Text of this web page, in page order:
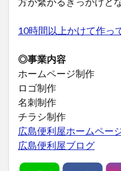
10時間以上かけて作っ
◎事業内容
ホームページ制作
ロゴ制作
名刺制作
チラシ制作
広島便利屋ホームペー
広島便利屋ブログ